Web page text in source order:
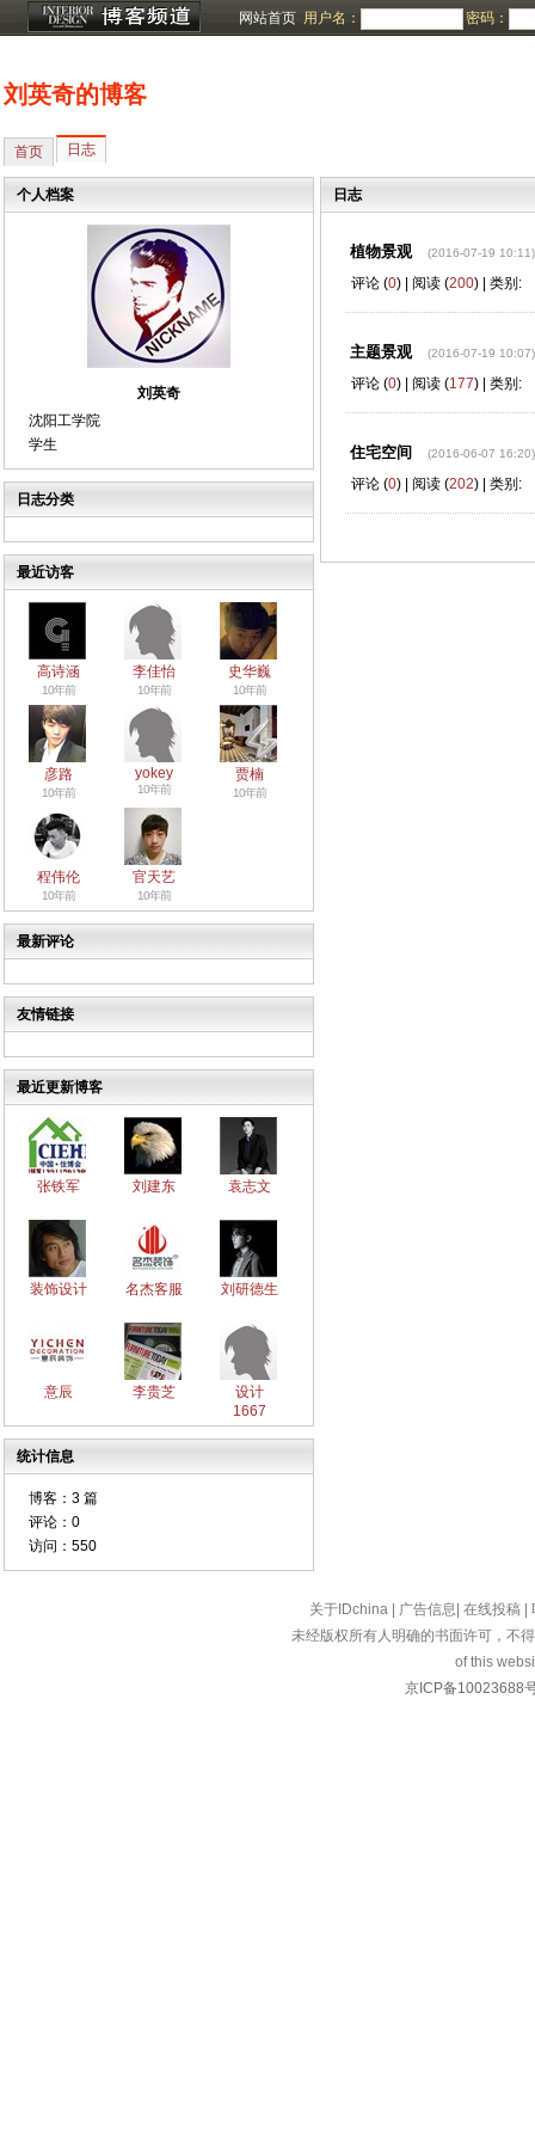
网站首页 用户名： 密码：
刘英奇的博客
首页 日志
个人档案
刘英奇
沈阳工学院
学生
日志分类
最近访客
高诗涵
10年前
李佳怡
10年前
史华巍
10年前
彦路
10年前
yokey
10年前
贾楠
10年前
程伟伦
10年前
官天艺
10年前
最新评论
友情链接
最近更新博客
张铁军 刘建东 袁志文
装饰设计 名杰客服 刘研德生
意辰 李贵芝
设计
1667
统计信息
博客： 3 篇
评论： 0
访问： 550
日志
植物景观 (2016-07-19 10:11)
评论 (0) | 阅读 (200) | 类别:
主题景观 (2016-07-19 10:07)
评论 (0) | 阅读 (177) | 类别:
住宅空间 (2016-06-07 16:20)
评论 (0) | 阅读 (202) | 类别:
关于IDchina 广告信息 在线投稿
未经版权所有人明确的书面许可，不
of this
京ICP备10023688